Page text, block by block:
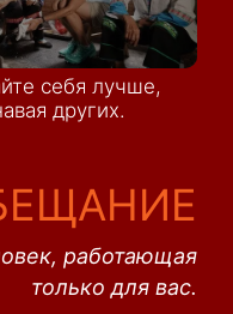
себя лучше,
других.
работающая
только для вас.